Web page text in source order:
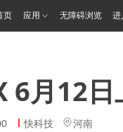
页 应用 无障碍浏览 进
6月12
快科技 河南